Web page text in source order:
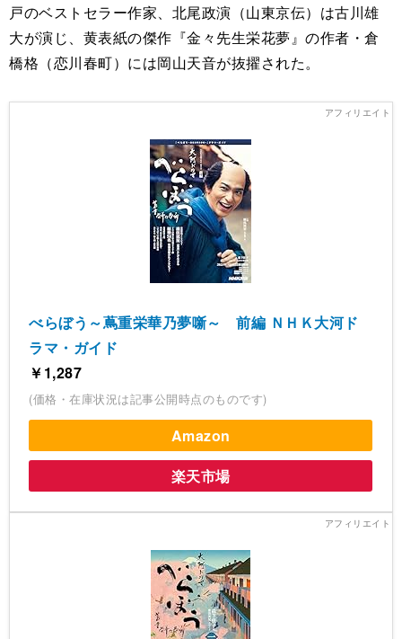
戸のベストセラー作家、北尾政演（山東京伝）は古川雄
大が演じ、黄表紙の傑作『金々先生栄花夢』の作者・倉
橋格（恋川春町）には岡山天音が抜擢された。
べらぼう～蔦重栄華乃夢噺～ 前編 ＮＨＫ大河ド
ラマ・ガイド
￥1,287
(価格・在庫状況は記事公開時点のものです)
Amazon
楽天市場